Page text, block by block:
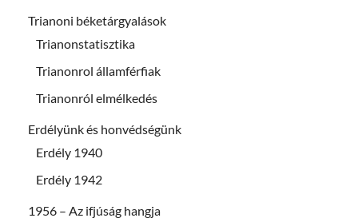
Trianoni béketárgyalások
Trianonstatisztika
Trianonrol államférfiak
Trianonról elmélkedés
Erdélyünk és honvédségünk
Erdély 1940
Erdély 1942
1956 – Az ifjúság hangja